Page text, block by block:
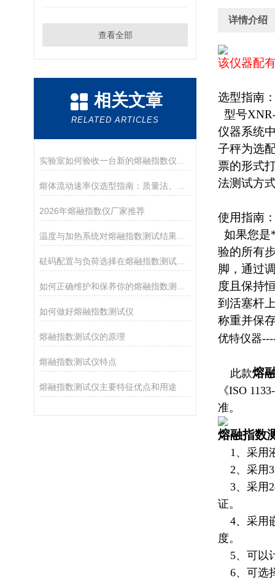
查看全部
相关文章
RELATED ARTICLES
2026年熔融指数仪厂家推荐
如何做好熔融指数测试仪
熔融指数测试仪的原理
熔融指数测试仪特点
熔融指数测试仪主要特征优点和用途
详情介绍
该仪器配
选型指南
型号
仪器系统
子秤为选
票的形式
法测试方
使用指南
如果您是
验的所有
脚，通过
度且保持
到活塞杆
称重并保
优特仪器
此款熔
《ISO
准。
熔融指数
1、采用
2、采用
3、采用
证。
4、采用
度。
5、可以
6、可选